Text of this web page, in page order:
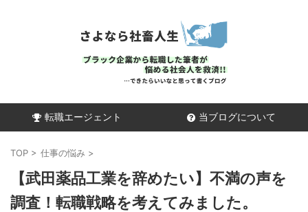
転職エージェント 当ブログについて
TOP > 仕事の悩み >
【武田薬品工業を辞めたい】不満の声を
調査！転職戦略を考えてみました。